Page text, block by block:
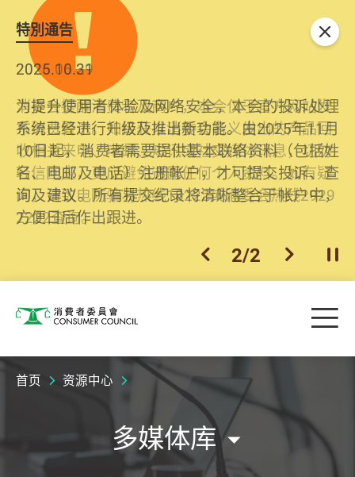
特別通告
2026.06.29
消委会提醒消费者及商户，本会仅于官方网站发
布消费警示。如接获以消委会名义发出的产品回
收相关来电、电邮、短讯或社交媒体讯息，切勿
轻信回应，更应避免透露任何个人资料。如有疑
问，请致电防骗易热线18222或消委会热线2929
2222查询。
2025.10.31
为提升使用者体验及网络安全，本会的投诉处理
系统已经进行升级及推出新功能。由2025年11月
10日起，消费者需要提供基本联络资料（包括姓
名、电邮及电话）注册帐户，才可提交投诉、查
询及建议。所有提交纪录将清晰整合于帐户中，
方便日后作出跟进。
上一个
2/2 下一个开
关闭
消费者委员会 目
首页 资源中心
多媒体库